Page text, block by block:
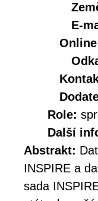
E-
Role:
Další
Abstrakt:
INSPIRE a
sada